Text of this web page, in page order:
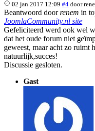
02 jan 2017 12:09 #4 door
Beantwoord doorrenem in
JoomlaCommunity.nl site
Gefeliciteerd werd ook wel
dat het oude forum niet
geweest, maar acht zo ruimt
natuurlijk,succes!
Discussie gesloten.
Gast